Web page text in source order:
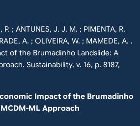
P. ; ANTUNES, J. J. M. ; PIMENTA, R.
A. ; OLIVEIRA, W. ; MAMEDE, A. .
of the Brumadinho Landslide: A
Sustainability, v. 16, p. 8187,
Impact of the Brumadinho
ML Approach